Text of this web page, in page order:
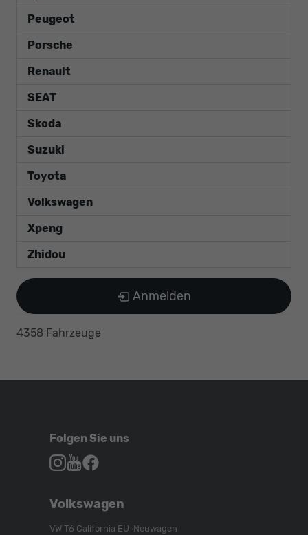
Peugeot
Porsche
Renault
SEAT
Skoda
Suzuki
Toyota
Volkswagen
Xpeng
Zhidou
Anmelden
4358 Fahrzeuge
Folgen Sie uns
Autohaus
Sie
Autohaus
Sie
unser
Sie
Volkswagen
VW T6 California EU-Neuwagen